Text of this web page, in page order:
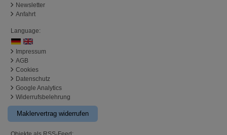
Newsletter
Anfahrt
Language:
Impressum
AGB
Cookies
Datenschutz
Google Analytics
Widerrufsbelehrung
Maklervertrag widerrufen